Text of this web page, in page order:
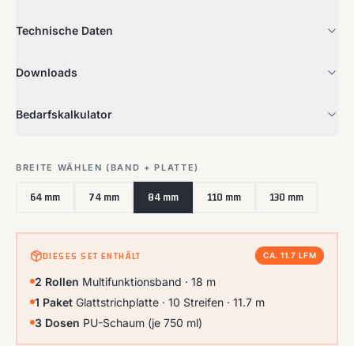
Technische Daten
Downloads
Bedarfskalkulator
BREITE WÄHLEN (BAND + PLATTE)
64 mm 74 mm 84 mm 110 mm 130 mm
DIESES SET ENTHÄLT CA. 11.7 LFM
2 Rollen Multifunktionsband · 18 m
1 Paket Glattstrichplatte · 10 Streifen · 11.7 m
3 Dosen PU-Schaum (je 750 ml)